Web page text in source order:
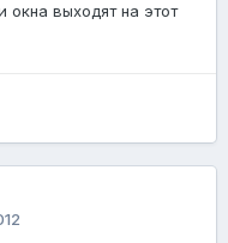
окна выходят на этот